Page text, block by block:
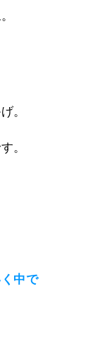
。
。
中で